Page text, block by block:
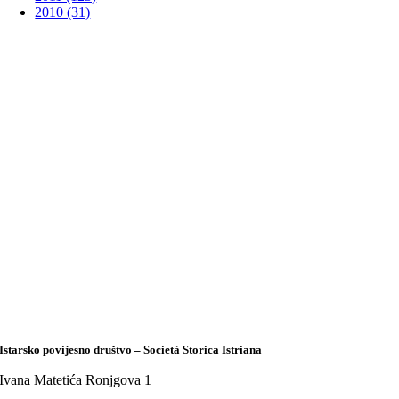
2010 (31)
Istarsko povijesno društvo – Società Storica Istriana
Ivana Matetića Ronjgova 1